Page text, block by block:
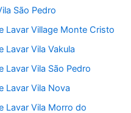
São Pedro
Lavar Village Monte Cristo
Lavar Vila Vakula
Lavar Vila São Pedro
Lavar Vila Nova
Lavar Vila Morro do